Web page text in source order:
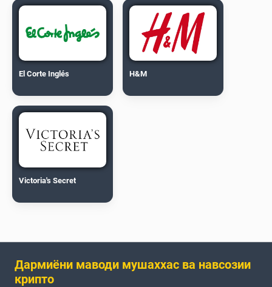
El Corte Inglés H&M
Victoria's Secret
Дармиёни маводи мушаххас ва навсозии
крипто